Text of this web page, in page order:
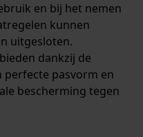
en bij het nemen
kunnen
uitgesloten.
dankzij de
pasvorm en
bescherming tegen
Analytics Tool